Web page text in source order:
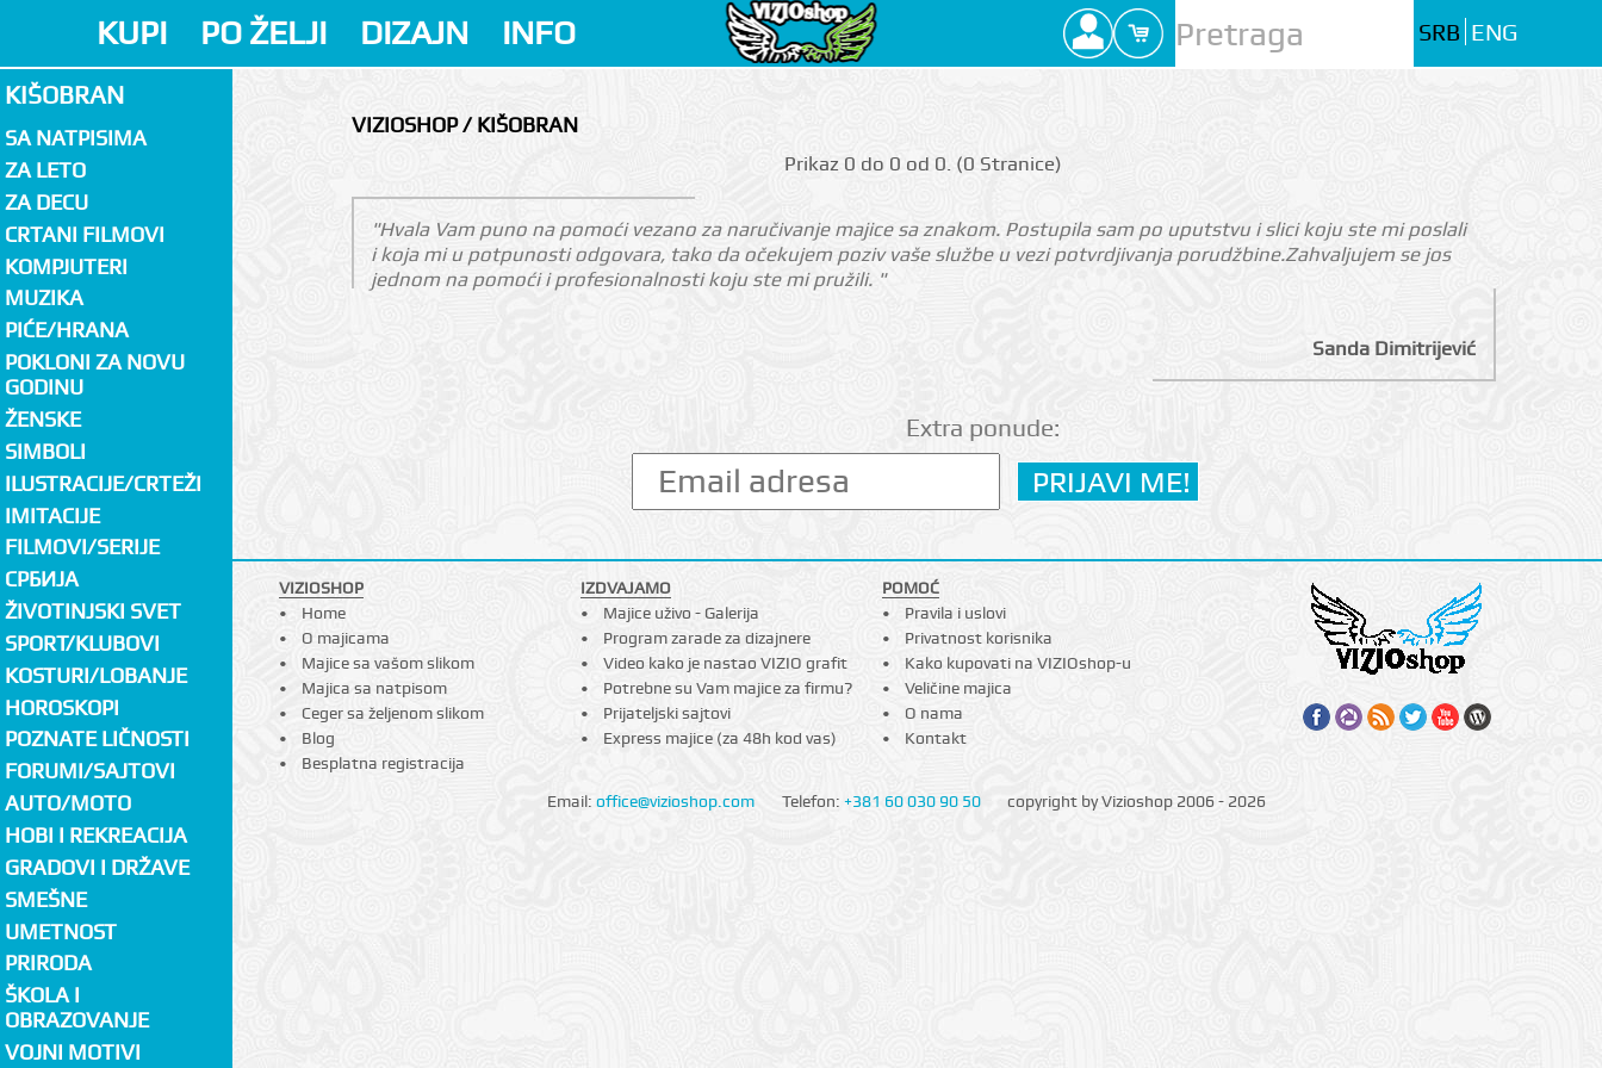
KUPI PO ŽELJI DIZAJN INFO SRB ENG
KIŠOBRAN
SA NATPISIMA
ZA LETO
ZA DECU
CRTANI FILMOVI
KOMPJUTERI
MUZIKA
PIĆE/HRANA
POKLONI ZA NOVU
GODINU
ŽENSKE
SIMBOLI
ILUSTRACIJE/CRTEŽI
IMITACIJE
FILMOVI/SERIJE
СРБИЈА
ŽIVOTINJSKI SVET
SPORT/KLUBOVI
KOSTURI/LOBANJE
HOROSKOPI
POZNATE LIČNOSTI
FORUMI/SAJTOVI
AUTO/MOTO
HOBI I REKREACIJA
GRADOVI I DRŽAVE
SMEŠNE
UMETNOST
PRIRODA
ŠKOLA I
OBRAZOVANJE
VOJNI MOTIVI
VIZIOSHOP / KIŠOBRAN
Prikаz 0 do 0 оd 0. (0 Strаnicе)
"Hvala Vam puno na pomoći vezano za naručivanje majice sa znakom. Postupila sam po uputstvu i slici koju ste mi poslali
i koja mi u potpunosti odgovara, tako da očekujem poziv vaše službe u vezi potvrdjivanja porudžbine.Zahvaljujem se jos
jednom na pomoći i profesionalnosti koju ste mi pružili. "
Sanda Dimitrijević
Extra ponude:
VIZIOSHOP
Home
O majicama
Majice sa vašom slikom
Majica sa natpisom
Ceger sa željenom slikom
Blog
Besplatna registracija
IZDVAJAMO
Majice uživo - Galerija
Program zarade za dizajnere
Video kako je nastao VIZIO grafit
Potrebne su Vam majice za firmu?
Prijateljski sajtovi
Express majice (za 48h kod vas)
POMOĆ
Pravila i uslovi
Privatnost korisnika
Kako kupovati na VIZIOshop-u
Veličine majica
O nama
Kontakt
Email: office@vizioshop.com Telefon: +381 60 030 90 50 copyright by Vizioshop 2006 - 2026